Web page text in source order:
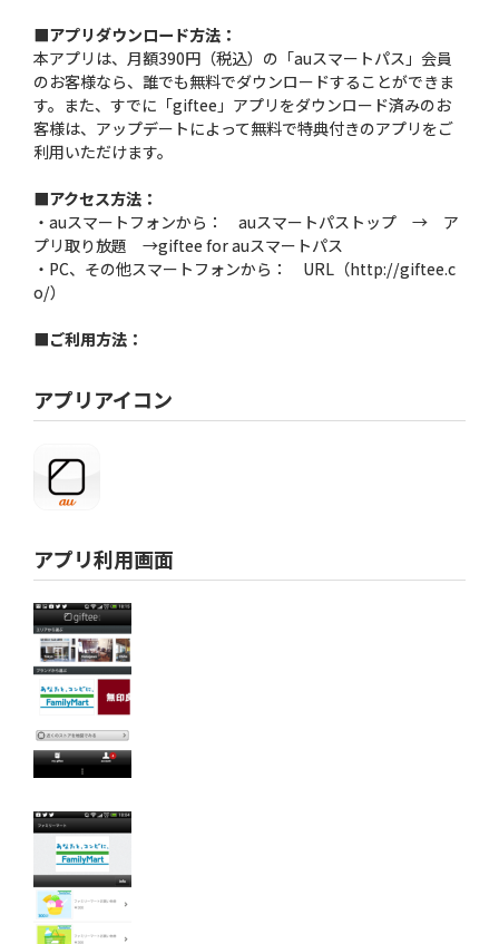
■アプリダウンロード方法：
本アプリは、月額390円（税込）の「auスマートパス」会員
のお客様なら、誰でも無料でダウンロードすることができま
す。また、すでに「giftee」アプリをダウンロード済みのお
客様は、アップデートによって無料で特典付きのアプリをご
利用いただけます。
■アクセス方法：
・auスマートフォンから： auスマートパストップ → ア
プリ取り放題 →giftee for auスマートパス
・PC、その他スマートフォンから： URL（http://giftee.c
o/）
■ご利用方法：
アプリアイコン
アプリ利用画面